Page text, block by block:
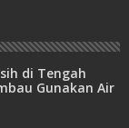
di Tengah
Gunakan Air